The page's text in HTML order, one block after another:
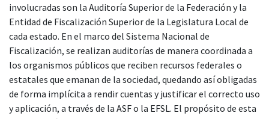
involucradas son la Auditoría Superior de la Federación y la
Entidad de Fiscalización Superior de la Legislatura Local de
cada estado. En el marco del Sistema Nacional de
Fiscalización, se realizan auditorías de manera coordinada a
los organismos públicos que reciben recursos federales o
estatales que emanan de la sociedad, quedando así obligadas
de forma implícita a rendir cuentas y justificar el correcto uso
y aplicación, a través de la ASF o la EFSL. El propósito de esta